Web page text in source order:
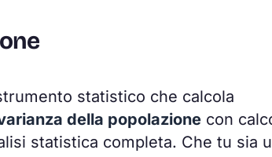
statistico che calcola
della popolazione con
statistica completa. Che tu sia